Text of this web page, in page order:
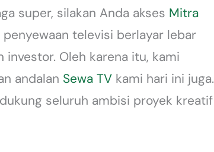
super, silakan Anda akses Mitra
televisi berlayar lebar
Oleh karena itu, kami
andalan Sewa TV kami hari ini juga.
seluruh ambisi proyek kreatif